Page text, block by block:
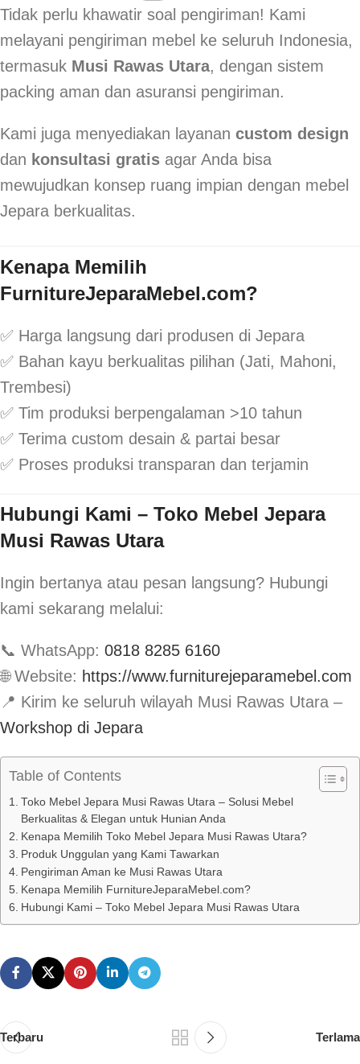
Tidak perlu khawatir soal pengiriman! Kami
melayani pengiriman mebel ke seluruh Indonesia,
termasuk Musi Rawas Utara, dengan sistem
packing aman dan asuransi pengiriman.
Kami juga menyediakan layanan custom design
dan konsultasi gratis agar Anda bisa
mewujudkan konsep ruang impian dengan mebel
Jepara berkualitas.
Kenapa Memilih
FurnitureJeparaMebel.com?
✅ Harga langsung dari produsen di Jepara
✅ Bahan kayu berkualitas pilihan (Jati, Mahoni,
Trembesi)
✅ Tim produksi berpengalaman >10 tahun
✅ Terima custom desain & partai besar
✅ Proses produksi transparan dan terjamin
Hubungi Kami – Toko Mebel Jepara
Musi Rawas Utara
Ingin bertanya atau pesan langsung? Hubungi
kami sekarang melalui:
📞 WhatsApp: 0818 8285 6160
🌐 Website: https://www.furniturejeparamebel.com
📍 Kirim ke seluruh wilayah Musi Rawas Utara –
Workshop di Jepara
Table of Contents
Toko Mebel Jepara Musi Rawas Utara – Solusi Mebel
Berkualitas & Elegan untuk Hunian Anda
Kenapa Memilih Toko Mebel Jepara Musi Rawas Utara?
Produk Unggulan yang Kami Tawarkan
Pengiriman Aman ke Musi Rawas Utara
Kenapa Memilih FurnitureJeparaMebel.com?
Hubungi Kami – Toko Mebel Jepara Musi Rawas Utara
Terbaru Terlama